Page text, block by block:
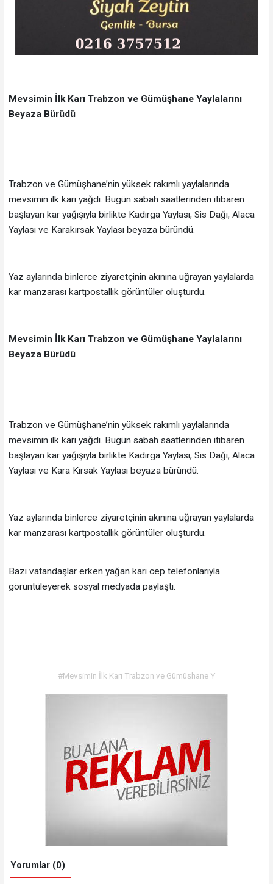
Mevsimin İlk Karı Trabzon ve Gümüşhane Yaylalarını
Beyaza Bürüdü
Trabzon ve Gümüşhane’nin yüksek rakımlı yaylalarında
mevsimin ilk karı yağdı. Bugün sabah saatlerinden itibaren
başlayan kar yağışıyla birlikte Kadırga Yaylası, Sis Dağı, Alaca
Yaylası ve Karakırsak Yaylası beyaza büründü.
Yaz aylarında binlerce ziyaretçinin akınına uğrayan yaylalarda
kar manzarası kartpostallık görüntüler oluşturdu.
Mevsimin İlk Karı Trabzon ve Gümüşhane Yaylalarını
Beyaza Bürüdü
Trabzon ve Gümüşhane’nin yüksek rakımlı yaylalarında
mevsimin ilk karı yağdı. Bugün sabah saatlerinden itibaren
başlayan kar yağışıyla birlikte Kadırga Yaylası, Sis Dağı, Alaca
Yaylası ve Kara Kırsak Yaylası beyaza büründü.
Yaz aylarında binlerce ziyaretçinin akınına uğrayan yaylalarda
kar manzarası kartpostallık görüntüler oluşturdu.
Bazı vatandaşlar erken yağan karı cep telefonlarıyla
görüntüleyerek sosyal medyada paylaştı.
#Mevsimin İlk Karı Trabzon ve Gümüşhane Y
Yorumlar (0)